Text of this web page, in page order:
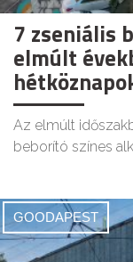
7 zseniális
elmúlt
Az elmúlt
beborító színes
GOODAPEST